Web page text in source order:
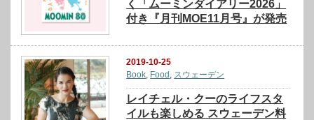
く「ムーミンダイアリー2026」
付き『月刊MOE11月号』が発売
2019-10-25
Book Food スウェーデン
レイチェル・クーのライフスタ
イルも楽しめる スウェーデン料